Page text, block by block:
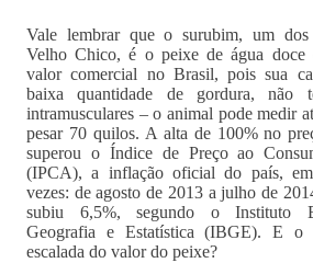
Vale lembrar que o surubim, um
Velho Chico, é o peixe de água doce
valor comercial no Brasil, pois sua
baixa quantidade de gordura, não
intramusculares – o animal pode medir
pesar 70 quilos. A alta de 100% no
superou o Índice de Preço ao
(IPCA), a inflação oficial do país,
vezes: de agosto de 2013 a julho de
subiu 6,5%, segundo o Instituto
Geografia e Estatística (IBGE). E o
escalada do valor do peixe?